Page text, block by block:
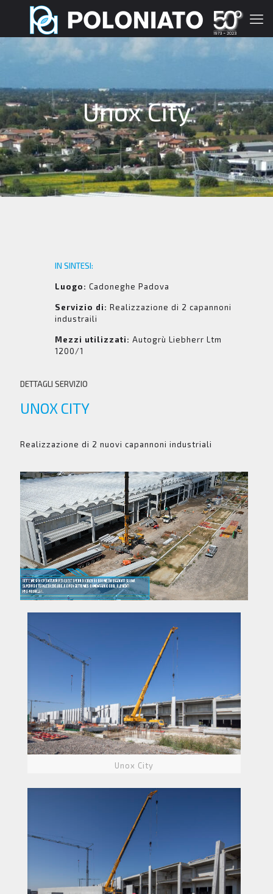
Unox City
IN SINTESI:
Luogo:Cadoneghe Padova
Servizio di: Realizzazione di 2 capannoni
industraili
Mezzi utilizzati:Autogrù Liebherr Ltm
1200/1
DETTAGLI SERVIZIO
UNOX CITY
Realizzazione di 2 nuovi capannoni industriali
Unox City